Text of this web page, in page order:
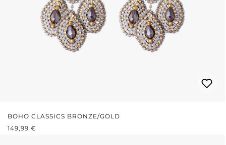
BOHO CLASSICS BRONZE/GOLD
REGULÄRER PREIS:
149,99 €